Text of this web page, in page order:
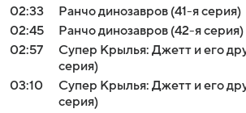
02:33
Ранчо динозавров (41-я серия)
02:45
Ранчо динозавров (42-я серия)
02:57
Супер Крылья: Джетт и его
серия)
03:10
Супер Крылья: Джетт и его
серия)